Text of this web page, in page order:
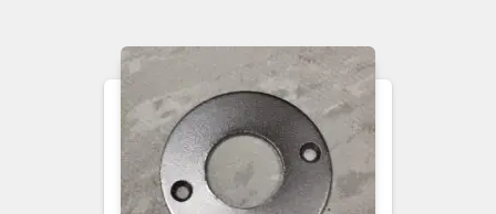
à
7,00 €